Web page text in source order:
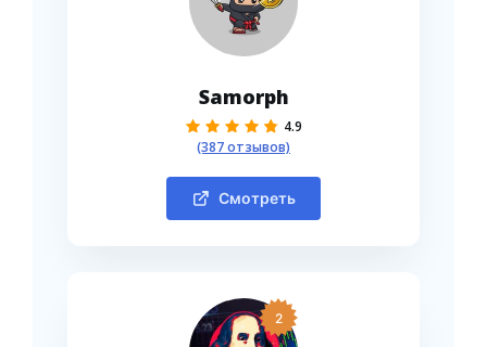
Samorph
4.9
(387 отзывов)
Смотреть
2